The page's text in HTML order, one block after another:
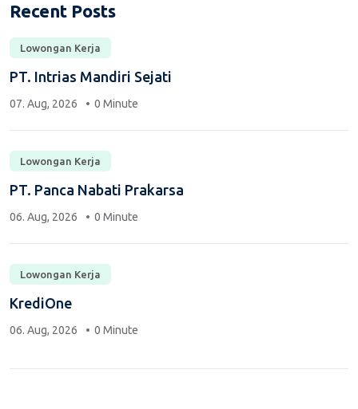
Recent Posts
Lowongan Kerja
PT. Intrias Mandiri Sejati
07. Aug, 2026 0 Minute
Lowongan Kerja
PT. Panca Nabati Prakarsa
06. Aug, 2026 0 Minute
Lowongan Kerja
KrediOne
06. Aug, 2026 0 Minute